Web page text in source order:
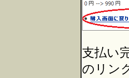
支払い
のリン